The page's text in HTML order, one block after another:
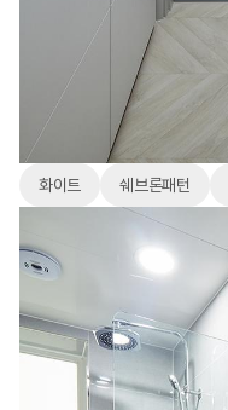
화이트 쉐브론패턴